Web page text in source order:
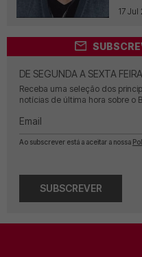
17 Jul
DE SEGUNDA A SEXTA FEIRA
Receba uma seleção dos
notícias de última hora sobre o
Email
Ao subscrever está a aceitar a nossa
SUBSCREVER